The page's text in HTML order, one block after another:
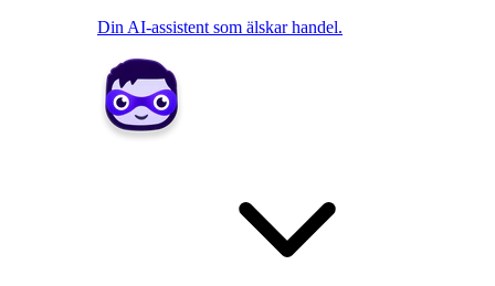
Din AI-assistent som älskar handel.